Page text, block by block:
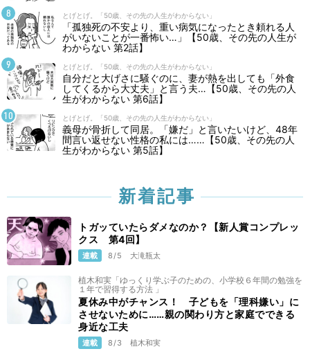
とげとげ。「50歳、その先の人生がわからない」
「孤独死の不安より、重い病気になったとき頼れる人
がいないことが一番怖い…」【50歳、その先の人生が
わからない 第2話】
とげとげ。「50歳、その先の人生がわからない」
自分だと大げさに騒ぐのに、妻が熱を出しても「外食
してくるから大丈夫」と言う夫…【50歳、その先の人
生がわからない 第6話】
とげとげ。「50歳、その先の人生がわからない」
義母が骨折して同居。「嫌だ」と言いたいけど、48年
間言い返せない性格の私には……【50歳、その先の人
生がわからない 第5話】
新着記事
トガッていたらダメなのか？【新人賞コンプレッ
クス 第4回】
連載 8/5 大滝瓶太
植木和実「ゆっくり学ぶ子のための、小学校６年間の勉強を
１年で習得する方法 」
夏休み中がチャンス！ 子どもを「理科嫌い」に
させないために……親の関わり方と家庭でできる
身近な工夫
連載 8/3 植木和実